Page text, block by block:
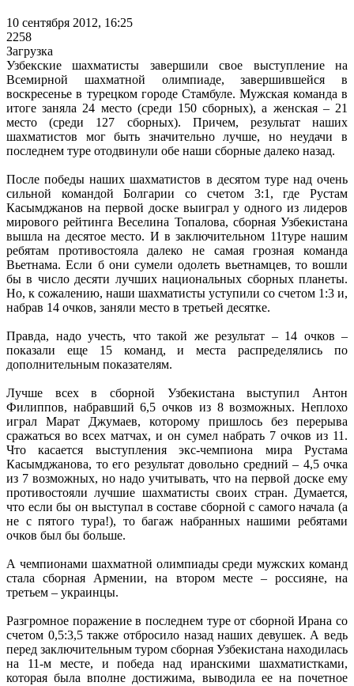
10 сентября 2012, 16:25
2258
Загрузка
Узбекские шахматисты завершили свое выступление на
Всемирной шахматной олимпиаде, завершившейся в
воскресенье в турецком городе Стамбуле. Мужская команда в
итоге заняла 24 место (среди 150 сборных), а женская – 21
место (среди 127 сборных). Причем, результат наших
шахматистов мог быть значительно лучше, но неудачи в
последнем туре отодвинули обе наши сборные далеко назад.
После победы наших шахматистов в десятом туре над очень
сильной командой Болгарии со счетом 3:1, где Рустам
Касымджанов на первой доске выиграл у одного из лидеров
мирового рейтинга Веселина Топалова, сборная Узбекистана
вышла на десятое место. И в заключительном 11туре нашим
ребятам противостояла далеко не самая грозная команда
Вьетнама. Если б они сумели одолеть вьетнамцев, то вошли
бы в число десяти лучших национальных сборных планеты.
Но, к сожалению, наши шахматисты уступили со счетом 1:3 и,
набрав 14 очков, заняли место в третьей десятке.
Правда, надо учесть, что такой же результат – 14 очков –
показали еще 15 команд, и места распределялись по
дополнительным показателям.
Лучше всех в сборной Узбекистана выступил Антон
Филиппов, набравший 6,5 очков из 8 возможных. Неплохо
играл Марат Джумаев, которому пришлось без перерыва
сражаться во всех матчах, и он сумел набрать 7 очков из 11.
Что касается выступления экс-чемпиона мира Рустама
Касымджанова, то его результат довольно средний – 4,5 очка
из 7 возможных, но надо учитывать, что на первой доске ему
противостояли лучшие шахматисты своих стран. Думается,
что если бы он выступал в составе сборной с самого начала (а
не с пятого тура!), то багаж набранных нашими ребятами
очков был бы больше.
А чемпионами шахматной олимпиады среди мужских команд
стала сборная Армении, на втором месте – россияне, на
третьем – украинцы.
Разгромное поражение в последнем туре от сборной Ирана со
счетом 0,5:3,5 также отбросило назад наших девушек. А ведь
перед заключительным туром сборная Узбекистана находилась
на 11-м месте, и победа над иранскими шахматистками,
которая была вполне достижима, выводила ее на почетное